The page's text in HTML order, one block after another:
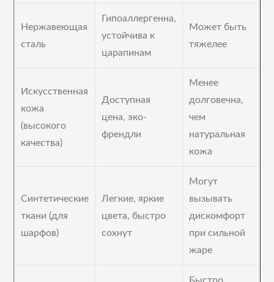
Нержавеющая
сталь
Гипоаллергенна,
устойчива к
царапинам
Может быть
тяжелее
Искусственная
кожа
(высокого
качества)
Доступная
цена, эко-
френдли
Менее
долговечна,
чем
натуральная
кожа
Синтетические
ткани (для
шарфов)
Легкие, яркие
цвета, быстро
сохнут
Могут
вызывать
дискомфорт
при сильной
жаре